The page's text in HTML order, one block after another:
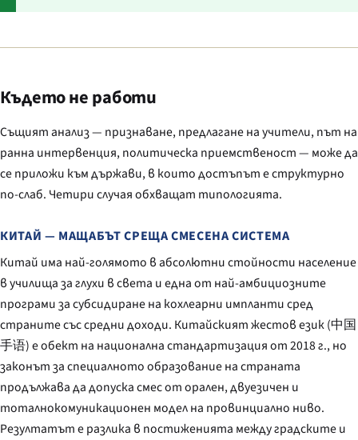
Където не работи
Същият анализ — признаване, предлагане на учители, път на
ранна интервенция, политическа приемственост — може да
се приложи към държави, в които достъпът е структурно
по-слаб. Четири случая обхващат типологията.
КИТАЙ — МАЩАБЪТ СРЕЩА СМЕСЕНА СИСТЕМА
Китай има най-голямото в абсолютни стойности население
в училища за глухи в света и една от най-амбициозните
програми за субсидиране на кохлеарни импланти сред
страните със средни доходи. Китайският жестов език (中国
手语) е обект на национална стандартизация от 2018 г., но
законът за специалното образование на страната
продължава да допуска смес от орален, двуезичен и
тоталнокомуникационен модел на провинциално ниво.
Резултатът е разлика в постиженията между градските и